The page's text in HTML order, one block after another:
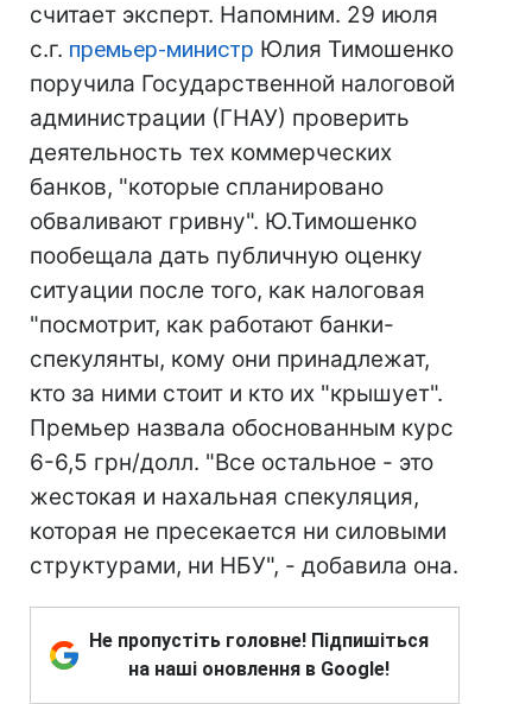
считает эксперт. Напомним. 29 июля
с.г. премьер-министр Юлия Тимошенко
поручила Государственной налоговой
администрации (ГНАУ) проверить
деятельность тех коммерческих
банков, "которые спланировано
обваливают гривну". Ю.Тимошенко
пообещала дать публичную оценку
ситуации после того, как налоговая
"посмотрит, как работают банки-
спекулянты, кому они принадлежат,
кто за ними стоит и кто их "крышует".
Премьер назвала обоснованным курс
6-6,5 грн/долл. "Все остальное - это
жестокая и нахальная спекуляция,
которая не пресекается ни силовыми
структурами, ни НБУ", - добавила она.
Не пропустіть головне! Підпишіться
на наші оновлення в Google!